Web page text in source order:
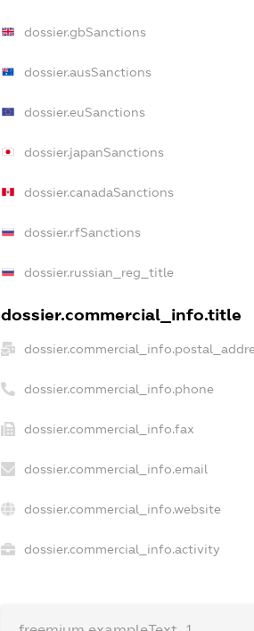
dossier.gbSanctions
dossier.ausSanctions
dossier.euSanctions
dossier.japanSanctions
dossier.canadaSanctions
dossier.rfSanctions
dossier.russian_reg_title
dossier.commercial_info.title
dossier.commercial_info.phone
dossier.commercial_info.fax
dossier.commercial_info.email
dossier.commercial_info.website
dossier.commercial_info.activity